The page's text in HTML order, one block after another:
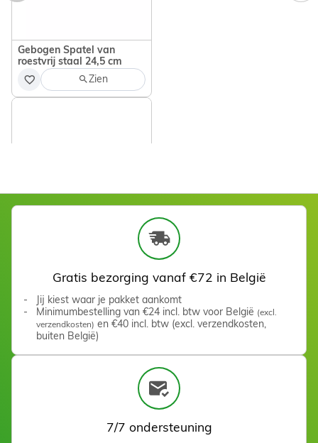
Gebogen Spatel van
roestvrij staal 24,5 cm
Zien
Zien
Gratis bezorging vanaf €72 in België
Jij kiest waar je pakket aankomt
Minimumbestelling van €24 incl. btw voor België (excl.
verzendkosten) en €40 incl. btw (excl. verzendkosten,
buiten België)
7/7 ondersteuning